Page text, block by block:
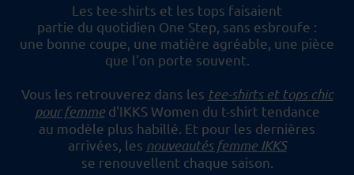
Les tee-shirts et les tops faisaient
partie du quotidien One Step, sans esbroufe :
une bonne coupe, une matière agréable, une pièce
que l'on porte souvent.
Vous les retrouverez dans les tee-shirts et tops chic
pour femmed'IKKS Women du t-shirt tendance
au modèle plus habillé. Et pour les dernières
arrivées, les nouveautés femme IKKS
se renouvellent chaque saison.